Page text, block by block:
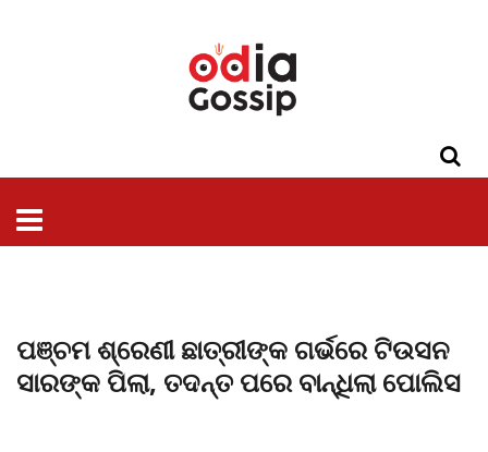
ପଞ୍ଚମ ଶ୍ରେଣୀ ଛାତ୍ରୀଙ୍କ ଗର୍ଭରେ ଟିଉସନ
ସାରଙ୍କ ପିଲା, ତଦନ୍ତ ପରେ ବାନ୍ଧିଲା ପୋଲିସ